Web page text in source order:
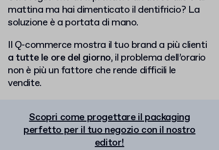
mattina ma hai dimenticato il dentifricio? La
soluzione è a portata di mano.
Il Q-commerce mostra il tuo brand a più clienti
a tutte le ore del giorno, il problema dell’orario
non è più un fattore che rende difficili le
vendite.
Scopri come progettare il packaging
perfetto per il tuo negozio con il nostro
editor!